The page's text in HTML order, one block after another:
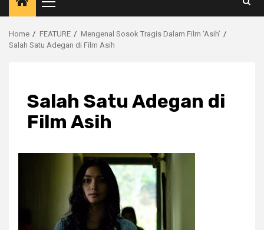
Primary
Menu
Home FEATURE
Mengenal Sosok Tragis Dalam Film ‘Asih’
Salah Satu Adegan di Film Asih
Salah Satu Adegan di
Film Asih